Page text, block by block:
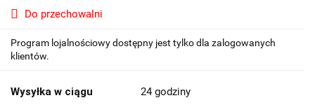
Do przechowalni
Program lojalnościowy dostępny jest tylko dla zalogowanych
klientów.
Wysyłka w ciągu 24 godziny